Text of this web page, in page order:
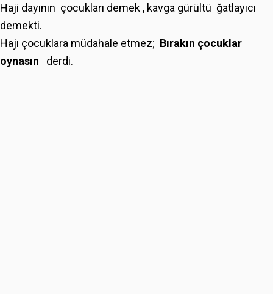
Haji dayının çocukları demek , kavga gürültü ğatlayıcı
demekti.
Hajı çocuklara müdahale etmez; Bırakın çocuklar
oynasın derdi.